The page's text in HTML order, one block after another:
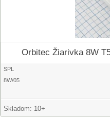
Orbitec Žiarivka 8W
SPL
8W/05
Skladom: 10+